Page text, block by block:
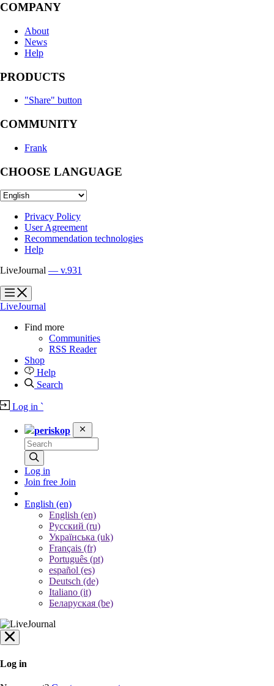
COMPANY
About
News
Help
PRODUCTS
"Share" button
COMMUNITY
Frank
CHOOSE LANGUAGE
Privacy Policy
User Agreement
Recommendation technologies
Help
LiveJournal — v.931
?
?
LiveJournal
Find more
Communities
RSS Reader
Shop
Help
Search
Log in `
periskop
Log in
Join free Join
English (en)
English (en)
Русский (ru)
Українська (uk)
Français (fr)
Português (pt)
español (es)
Deutsch (de)
Italiano (it)
Беларуская (be)
Log in